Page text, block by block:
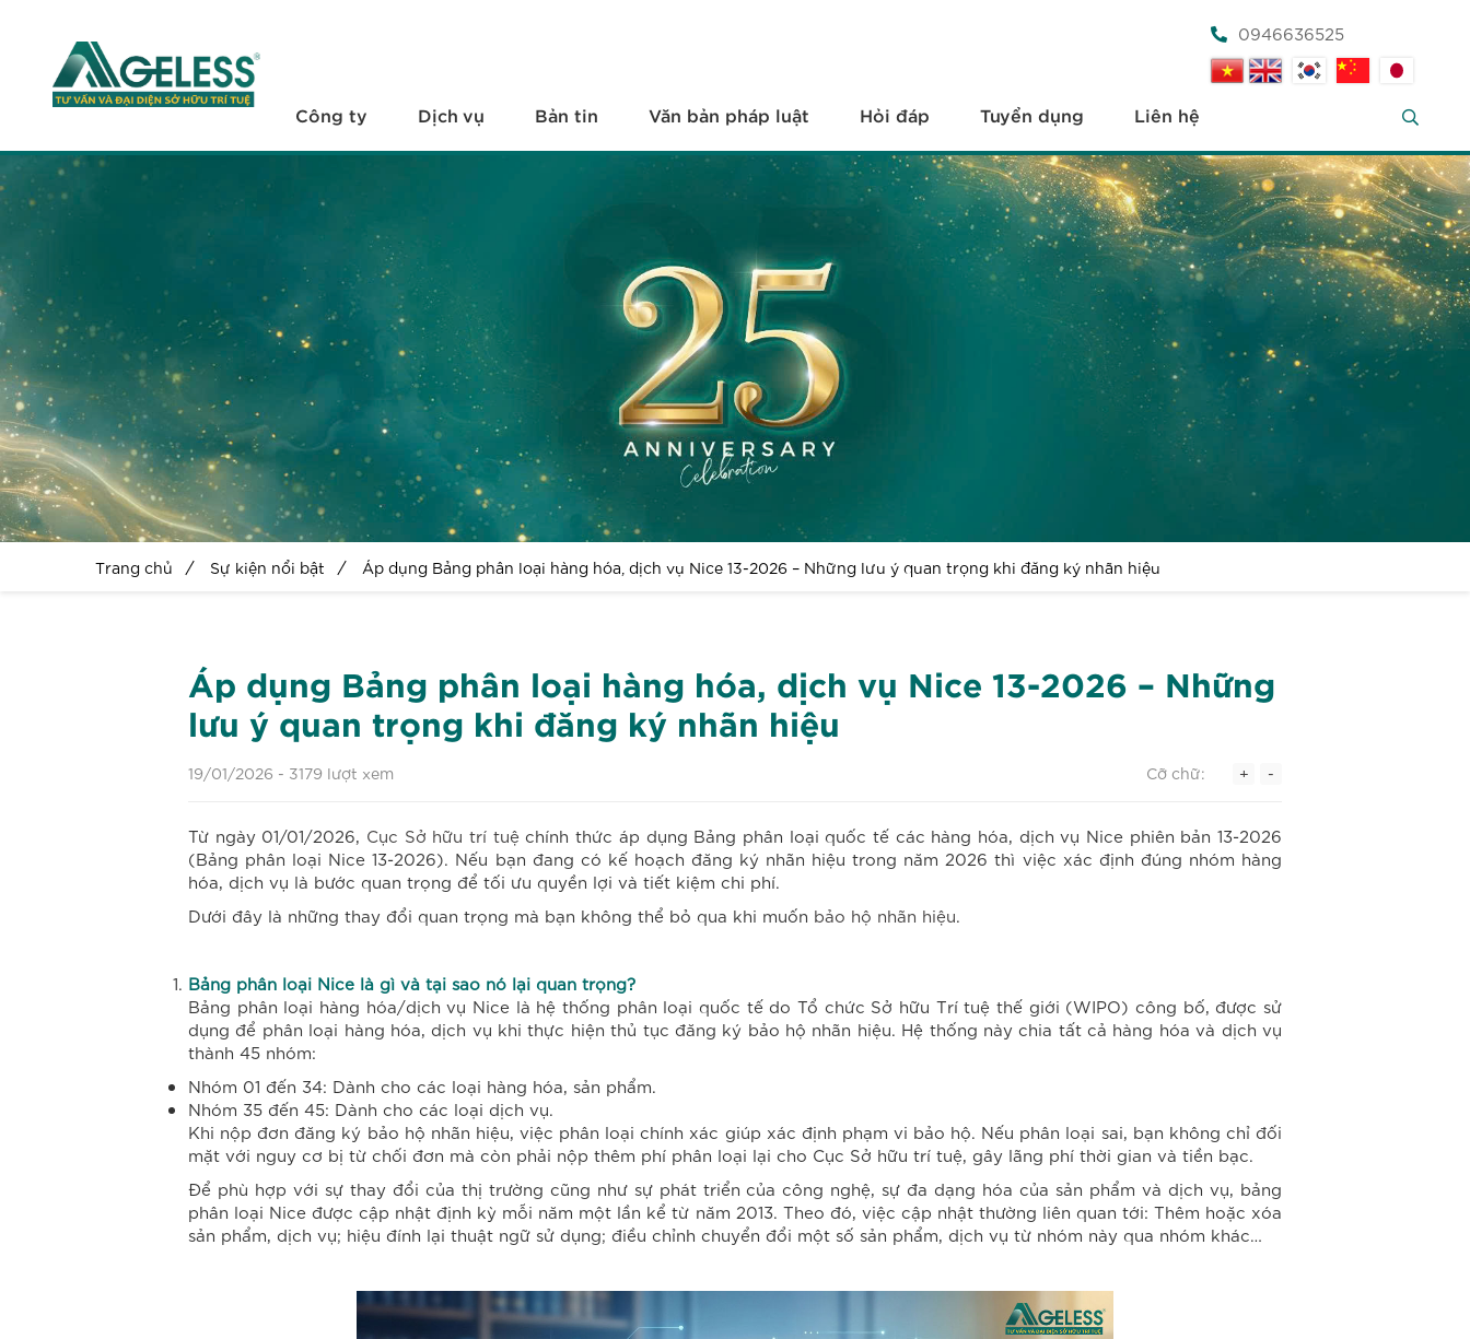
Dịch vụ
Hỏi đáp
Tuyển dụng
Liên hệ
0946636525
Công ty Dịch vụ Bản tin Văn bản pháp luật Hỏi đáp Tuyển dụng Liên hệ
Trang chủ Sự kiện nổi bật Áp dụng Bảng phân loại hàng hóa, dịch vụ Nice 13-2026 – Những lưu ý quan trọng khi đăng ký nhãn hiệu
Áp dụng Bảng phân loại hàng hóa, dịch vụ Nice 13-2026 – Những
lưu ý quan trọng khi đăng ký nhãn hiệu
19/01/2026 - 3179 lượt xem Cỡ chữ: + -
Từ ngày 01/01/2026, Cục Sở hữu trí tuệ chính thức áp dụng Bảng phân loại quốc tế các hàng hóa, dịch vụ Nice phiên bản 13-2026
(Bảng phân loại Nice 13-2026). Nếu bạn đang có kế hoạch đăng ký nhãn hiệu trong năm 2026 thì việc xác định đúng nhóm hàng
hóa, dịch vụ là bước quan trọng để tối ưu quyền lợi và tiết kiệm chi phí.
Dưới đây là những thay đổi quan trọng mà bạn không thể bỏ qua khi muốn bảo hộ nhãn hiệu
Bảng phân loại Nice là gì và tại sao nó lại quan trọng?
Bảng phân loại hàng hóa/dịch vụ Nice là hệ thống phân loại quốc tế do Tổ chức Sở hữu Trí tuệ thế giới (WIPO) công bố, được sử
dụng để phân loại hàng hóa, dịch vụ khi thực hiện thủ tục đăng ký bảo hộ nhãn hiệu. Hệ thống này chia tất cả hàng hóa và dịch vụ
thành 45 nhóm:
Nhóm 01 đến 34: Dành cho các loại hàng hóa, sản phẩm.
Nhóm 35 đến 45: Dành cho các loại dịch vụ.
Khi nộp đơn đăng ký bảo hộ nhãn hiệu, việc phân loại chính xác giúp xác định phạm vi bảo hộ. Nếu phân loại sai, bạn không chỉ đối
mặt với nguy cơ bị từ chối đơn mà còn phải nộp thêm phí phân loại lại cho Cục Sở hữu trí tuệ, gây lãng phí thời gian và tiền bạc.
Để phù hợp với sự thay đổi của thị trường cũng như sự phát triển của công nghệ, sự đa dạng hóa của sản phẩm và dịch vụ, bảng
phân loại Nice được cập nhật định kỳ mỗi năm một lần kể từ năm 2013. Theo đó, việc cập nhật thường liên quan tới: Thêm hoặc xóa
sản phẩm, dịch vụ; hiệu đính lại thuật ngữ sử dụng; điều chỉnh chuyển đổi một số sản phẩm, dịch vụ từ nhóm này qua nhóm khác…